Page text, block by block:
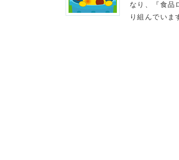
なり、『食品
り組んでいま